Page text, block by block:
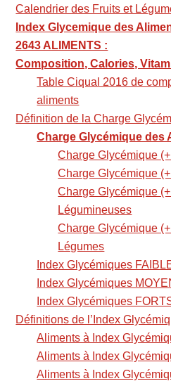
Calendrier des Fruits et
Index Glycemique des
2643 ALIMENTS :
Composition, Calories,
Table Ciqual 2016 de
aliments
Définition de la Charge
Charge Glycémique des
Charge Glycémique
Charge Glycémique
Charge Glycémique
Légumineuses
Charge Glycémique
Légumes
Index Glycémiques
Index Glycémiques
Index Glycémiques
Définitions de l’Index
Aliments à Index
Aliments à Index
Aliments à Index